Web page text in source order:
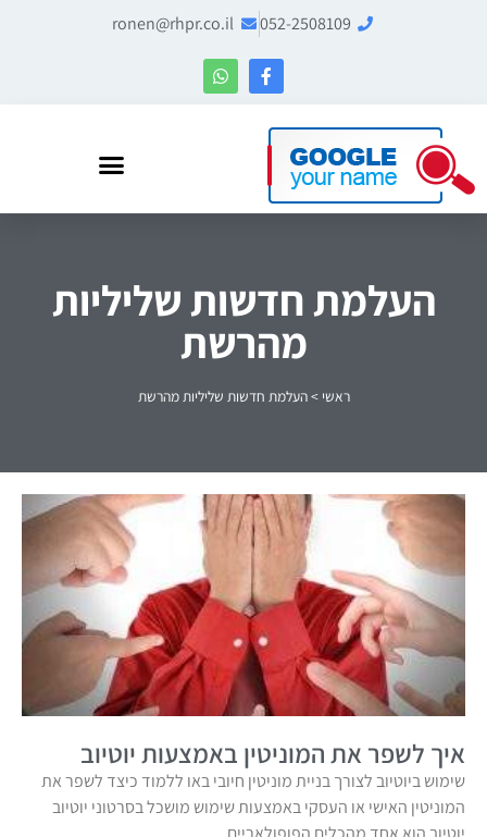
052-2508109
ronen@rhpr.co.il
העלמת חדשות שליליות
מהרשת
ראשי >העלמת חדשות שליליות מהרשת
איך לשפר את המוניטין באמצעות יוטיוב
שימוש ביוטיוב לצורך בניית מוניטין חיובי באו ללמוד כיצד לשפר את
המוניטין האישי או העסקי באמצעות שימוש מושכל בסרטוני יוטיוב